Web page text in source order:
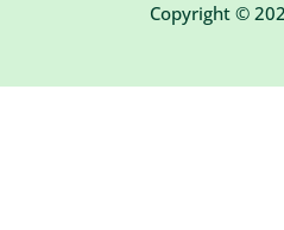
Copyright ©